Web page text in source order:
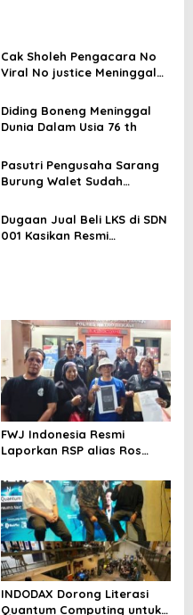
Cak Sholeh Pengacara No
Viral No justice Meninggal
Diding Boneng Meninggal
Dunia Dalam Usia 76 th
Pasutri Pengusaha Sarang
Burung Walet Sudah
Pelapor Desak Polda Jambi
Segera Lakukan Penahanan
Dugaan Jual Beli LKS di SDN
001 Kasikan Resmi
FWJ Indonesia Resmi
Laporkan RSP alias Ros
INDODAX Dorong Literasi
Quantum Computing untuk